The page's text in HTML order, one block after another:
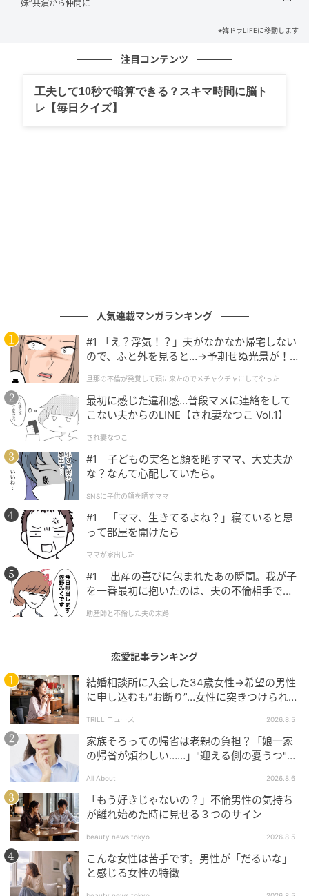
Netflix新作『本日も完売しました』主演ア
姿」のギャップで魅せる！
の記事をもっとみる
妹”共演から仲間に
※韓ドラLIFEに移動します
注目コンテンツ
工夫して10秒で暗算できる？スキマ時間に脳ト
レ【毎日クイズ】
人気連載マンガランキング
#1 「え？浮気！？」夫がなかなか帰宅しない
ので、ふと外を見ると…→予期せぬ光景が！
クチャにしてやった
旦那の不倫が発覚して頭に来たのでメチャクチャにしてやった
最初に感じた違和感…普段マメに連絡をして
こない夫からのLINE【され妻なつこ Vol.1】
され妻なつこ
#1 子どもの実名と顔を晒すママ、大丈夫か
な？なんて心配していたら。
SNSに子供の顔を晒すママ
#1 「ママ、生きてるよね？」寝ていると思
って部屋を開けたら
ママが家出した
#1 出産の喜びに包まれたあの瞬間。我が子
を一番最初に抱いたのは、夫の不倫相手でし
助産師と不倫した夫の末路
恋愛記事ランキング
結婚相談所に入会した34歳女性→希望の男性
に申し込むも“お断り”…女性に突きつけられた
TRILL ニュース 2026.8.5
家族そろっての帰省は老親の負担？「娘一家
の帰省が煩わしい……」"迎える側の憂うつ"の
All About 2026.8.6
「もう好きじゃないの？」不倫男性の気持ち
が離れ始めた時に見せる３つのサイン
beauty news tokyo 2026.8.5
こんな女性は苦手です。男性が「だるいな」
と感じる女性の特徴